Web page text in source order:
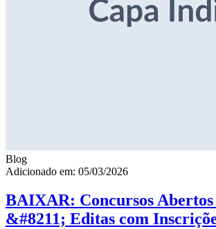
Blog
Adicionado em: 05/03/2026
BAIXAR: Concursos Abertos
&#8211; Editas com